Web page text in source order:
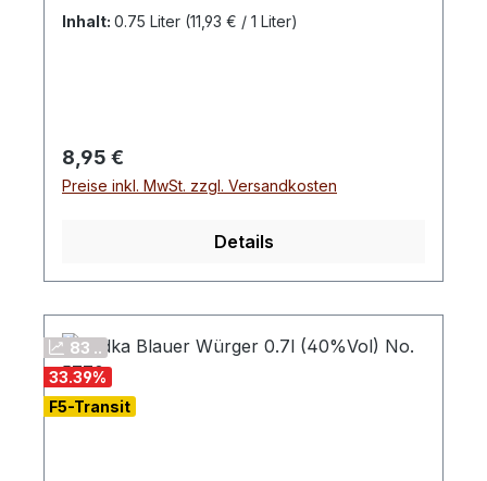
Inhalt: 0.75 Liter (11,93 € / 1 Liter)
Regulärer Preis:
8,95 €
Preise inkl. MwSt. zzgl. Versandkosten
Details
83 ..
33.39%
F5-Transit